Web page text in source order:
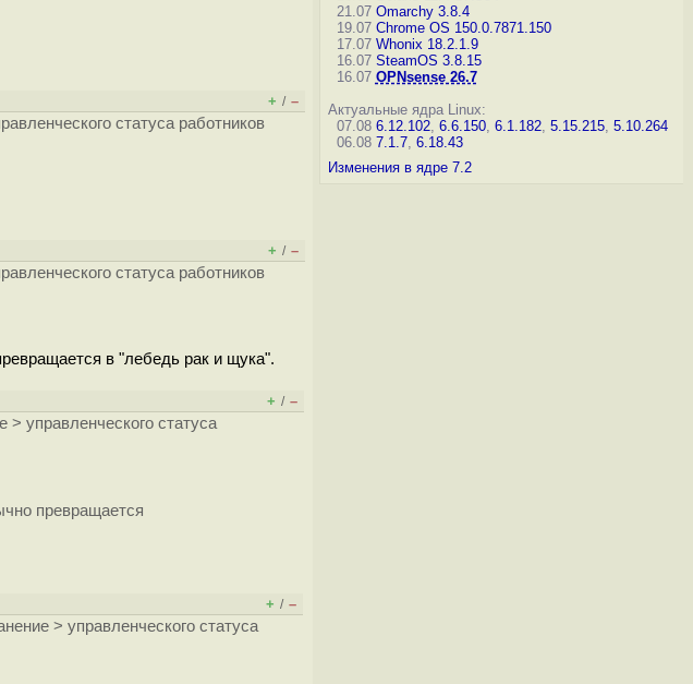
+ / –
статуса работников
+ / –
статуса работников
в "лебедь рак и щука".
+ / –
управленческого статуса
превращается
+ / –
> управленческого статуса
21.07 Omarchy 3.8.4
19.07 Chrome OS 150.0.7871.150
17.07 Whonix 18.2.1.9
16.07 SteamOS 3.8.15
16.07 OPNsense 26.7
Актуальные ядра Linux:
07.08 6.12.102, 6.6.150, 6.1.182, 5.15.215, 5.10.264
06.08 7.1.7, 6.18.43
Изменения в ядре 7.2